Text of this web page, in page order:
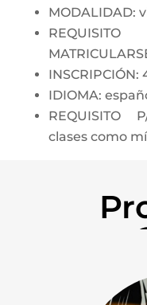
MODALIDAD:
INSCRIPCIÓN:
IDIOMA:
REQUISITO
clases como